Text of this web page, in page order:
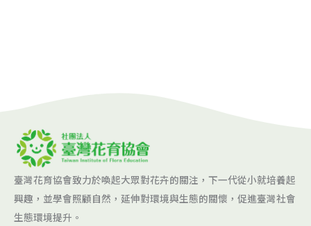
臺灣花育協會致力於喚起大眾對花卉的關注，下一代從小就培養起
興趣，並學會照顧自然，延伸對環境與生態的關懷，促進臺灣社會
生態環境提升。